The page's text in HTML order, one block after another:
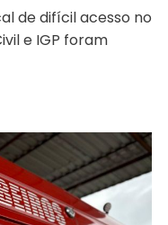
de difícil acesso no
e IGP foram